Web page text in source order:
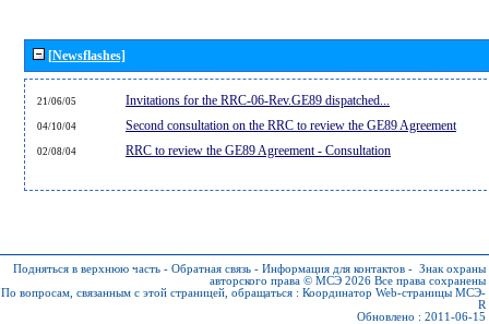
[Newsflashes]
21/06/05 Invitations for the RRC-06-Rev.GE89 dispatched...
04/10/04 Second consultation on the RRC to review the GE89 Agreement
02/08/04 RRC to review the GE89 Agreement - Consultation
Подняться в верхнюю часть - Обратная связь - Информация для контактов - Знак охраны
авторского права © МСЭ 2026 Все права сохранены
По вопросам, связанным с этой страницей, обращаться : Координатор Web-страницы МСЭ-
R
Обновлено : 2011-06-15